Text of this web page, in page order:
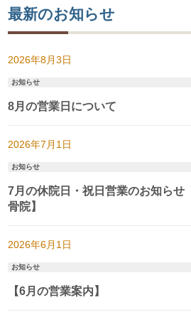
最新のお知らせ
2026年8月3日
お知らせ
8月の営業日について
2026年7月1日
お知らせ
7月の休院日・祝日営業のお知らせ
骨院】
2026年6月1日
お知らせ
【6月の営業案内】